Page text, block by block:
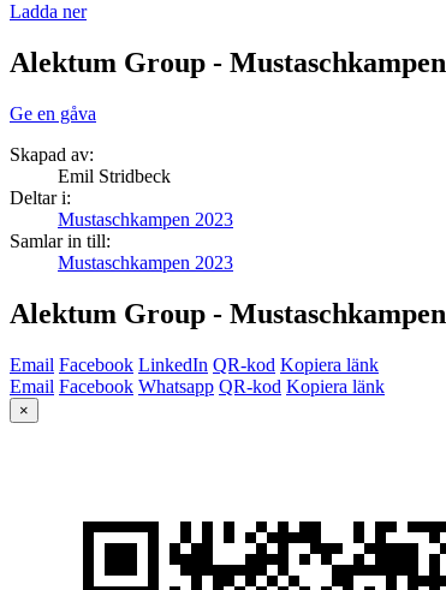
Ladda ner
Alektum Group - Mustaschkampen
Ge en gåva
Skapad av:
Emil Stridbeck
Deltar i:
Mustaschkampen 2023
Samlar in till:
Mustaschkampen 2023
Alektum Group - Mustaschkampen
Email Facebook LinkedIn QR-kod Kopiera länk
Email Facebook Whatsapp QR-kod Kopiera länk
×